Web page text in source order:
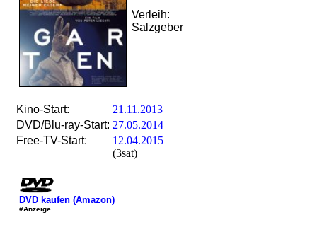
Verleih:
Salzgeber
Kino-Start:
21.11.2013
DVD/Blu-ray-Start: 27.05.2014
Free-TV-Start:
12.04.2015
(3sat)
DVD kaufen (Amazon)
#Anzeige